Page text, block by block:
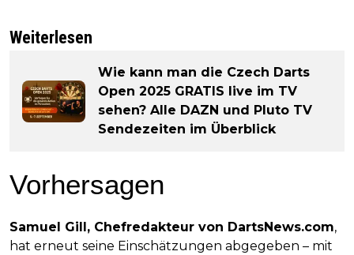
Weiterlesen
Wie kann man die Czech Darts
Open 2025 GRATIS live im TV
sehen? Alle DAZN und Pluto TV
Sendezeiten im Überblick
Vorhersagen
Samuel Gill, Chefredakteur von DartsNews.com,
hat erneut seine Einschätzungen abgegeben – mit